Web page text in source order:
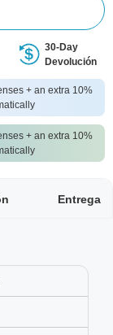
30-Day
Devolución
+ an extra 10%
+ an extra 10%
Entrega